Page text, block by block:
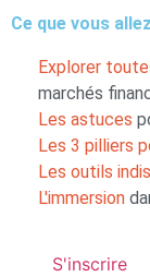
Ce que vous
Explorer
marchés
Les astuces
Les 3 pilliers
Les outils
L'immersion
S'inscrire